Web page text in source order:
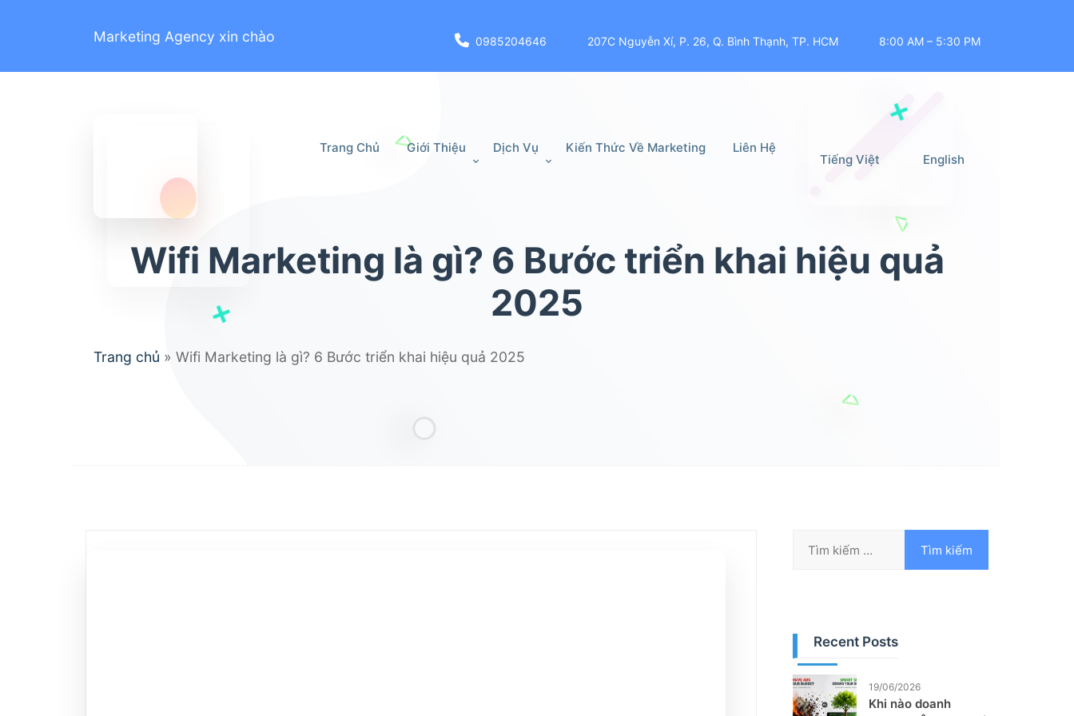
Marketing Agency xin chào 0985204646 207C Nguyễn Xí, P. 26, Q. Bình Thạnh, TP. HCM 8:00 AM – 5:30 PM
Trang Chủ Giới Thiệu Dịch Vụ Kiến Thức Về Marketing
Liên Hệ
Tiếng Việt
English
Wifi Marketing là gì? 6 Bước triển khai hiệu quả
2025
Trang chủ » Wifi Marketing là gì? 6 Bước triển khai hiệu quả 2025
Recent Posts
19/06/2026
Khi nào doanh